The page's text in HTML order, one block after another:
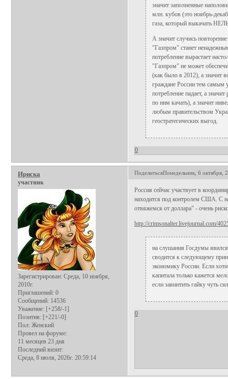
значит заполненные
млн. кубов (это ноябрь-
газа, который выкачать
А значит случись
"Газпром" станет
потребление вырастает
"Газпром" не может
(как было в 2012), а значит
граждане России тем самым
потребление падает, а
по ним качать), а значит
любым правительством
геостратегических выгод.
0
ПоделитьсяПонедельник, 6 октября,
Ириска
участник
Зарегистрирован: Среда, 10 ноября,
2010г.
Приглашений: 0
Сообщений: 14536
Уважение: [+258/-1]
Позитив: [+221/-0]
Пол: Женский
Провел на форуме:
11 месяцев 23 дня
Последний визит:
Среда, 8 июля, 2026г. 20:59:14
Россия сейчас участвует в
находится под контролем США. С
отвяжемся от доллара" - очень
http://crimsonalter.livejournal.com/
на слушания Госдумы
сводится к следующему
экономику России. Если
капитала только кажется
если завинтить гайку чуть
0